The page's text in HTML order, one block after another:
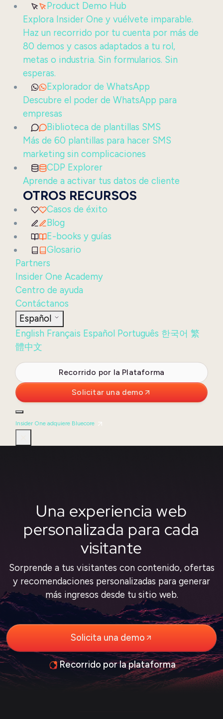
Product Demo Hub
Explora Insider One y vuélvete imparable.
Haz un recorrido por tu cuenta por más de
80 demos y casos adaptados a tu rol,
metas o industria. Sin formularios. Sin
esperas.
Explorador de WhatsApp
Descubre el poder de WhatsApp para
empresas
Biblioteca de plantillas SMS
Más de 60 plantillas para hacer SMS
marketing sin complicaciones
CDP Explorer
Aprende a activar tus datos de cliente
OTROS RECURSOS
Casos de éxito
Blog
E-books y guías
Glosario
Partners
Insider One Academy
Centro de ayuda
Contáctanos
Español
English Français Español Português 한국어 繁
體中文
Recorrido por la Plataforma
Solicitar una demo
Insider One adquiere Bluecore
Una experiencia web
personalizada para cada
visitante
Sorprende a tus visitantes con contenido, ofertas
y recomendaciones personalizadas para generar
más ingresos desde tu sitio web.
Solicita una demo
Recorrido por la plataforma